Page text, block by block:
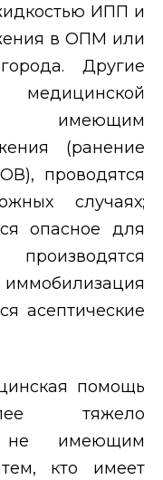
ИПП и
в ОПМ или
Другие
имеющим
(ранение
проводятся
случаях;
опасное для
асептические
помощь
тяжело
не имеющим
кто имеет